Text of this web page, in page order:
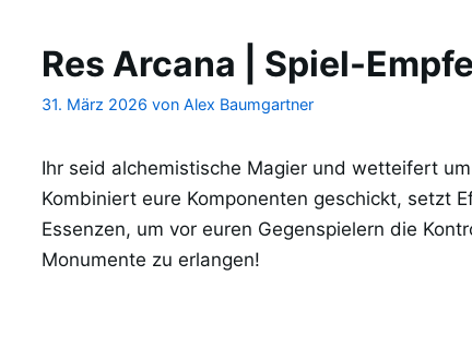
Res Arcana | Spiel-
31. März 2026 von Alex Baumgartner
Ihr seid alchemistische Magier und wetteifert
Kombiniert eure Komponenten geschickt, setzt
Essenzen, um vor euren Gegenspielern die
Monumente zu erlangen!